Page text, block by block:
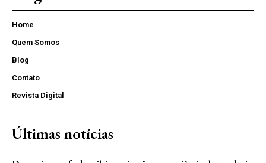
Home
Quem Somos
Blog
Contato
Revista Digital
Últimas notícias